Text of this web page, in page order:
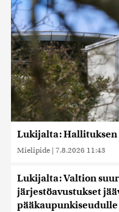
Lukijalta:
Mielipide | 7.8.2026 11:43
Lukijalta: Valtion
järjestöavustukset
pääkaupunkiseudulle